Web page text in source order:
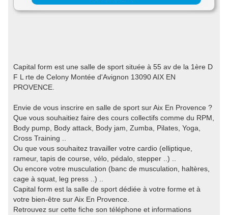
Capital form est une salle de sport située à 55 av de la 1ère D
F L rte de Celony Montée d'Avignon 13090 AIX EN
PROVENCE.
Envie de vous inscrire en salle de sport sur Aix En Provence ?
Que vous souhaitiez faire des cours collectifs comme du RPM,
Body pump, Body attack, Body jam, Zumba, Pilates, Yoga,
Cross Training ..
Ou que vous souhaitez travailler votre cardio (elliptique,
rameur, tapis de course, vélo, pédalo, stepper ..) ..
Ou encore votre musculation (banc de musculation, haltères,
cage à squat, leg press ..) ..
Capital form est la salle de sport dédiée à votre forme et à
votre bien-être sur Aix En Provence.
Retrouvez sur cette fiche son téléphone et informations